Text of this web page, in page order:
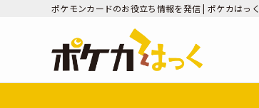
ポケモンカードのお役立ち情報を発信 | ポケカはっく